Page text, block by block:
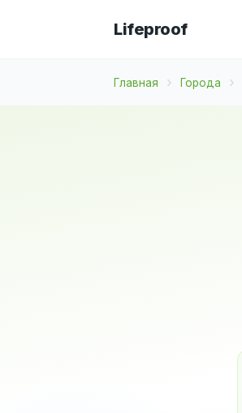
Lifeproof
Главная Города